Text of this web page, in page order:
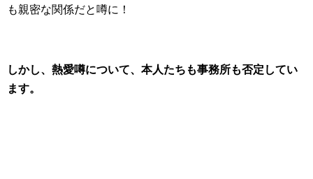
も親密な関係だと噂に！
しかし、熱愛噂について、本人たちも事務所も否定してい
ます。